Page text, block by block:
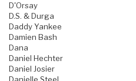
D'Orsay
D.S. & Durga
Daddy Yankee
Damien Bash
Dana
Daniel Hechter
Daniel Josier